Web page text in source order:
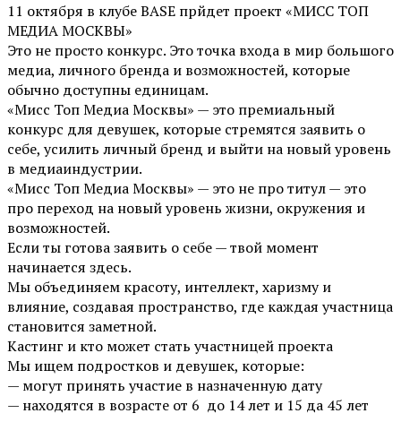
11 октября в клубе BASE прйдет проект «МИСС ТОП
МЕДИА МОСКВЫ»
Это не просто конкурс. Это точка входа в мир большого
медиа, личного бренда и возможностей, которые
обычно доступны единицам.
«Мисс Топ Медиа Москвы» — это премиальный
конкурс для девушек, которые стремятся заявить о
себе, усилить личный бренд и выйти на новый уровень
в медиаиндустрии.
«Мисс Топ Медиа Москвы» — это не про титул — это
про переход на новый уровень жизни, окружения и
возможностей.
Если ты готова заявить о себе — твой момент
начинается здесь.
Мы объединяем красоту, интеллект, харизму и
влияние, создавая пространство, где каждая участница
становится заметной.
Кастинг и кто может стать участницей проекта
Мы ищем подростков и девушек, которые:
— могут принять участие в назначенную дату
— находятся в возрасте от 6 до 14 лет и 15 да 45 лет